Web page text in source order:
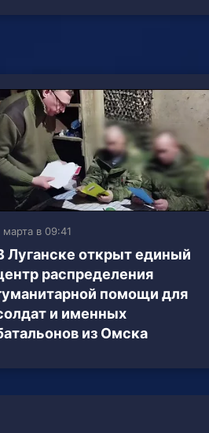
марта в 09:41
Луганске открыт единый
распределения
помощи для
и именных
из Омска